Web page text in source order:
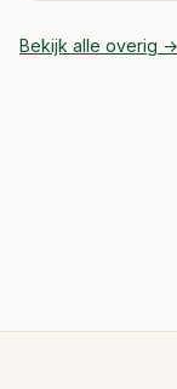
Bekijk alle overig →